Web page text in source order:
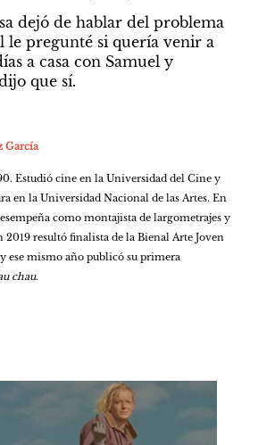
dejó de hablar del problema
le pregunté si quería venir a
a casa con Samuel y
que sí.
García
Estudió cine en la Universidad del Cine y
en la Universidad Nacional de las Artes. En
como montajista de largometrajes y
2019 resultó finalista de la Bienal Arte Joven
ese mismo año publicó su primera
chau.